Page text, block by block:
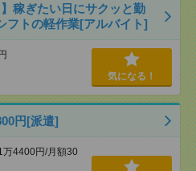
稼ぎたい日にサクッと勤
フトの軽作業[アルバイト]
気になる！
円[派遣]
4400円/月額30